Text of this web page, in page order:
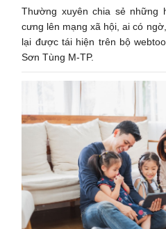
Thường xuyên chia sẻ những
cưng lên mạng xã hội, ai có
lại được tái hiện trên bộ
Sơn Tùng M-TP.